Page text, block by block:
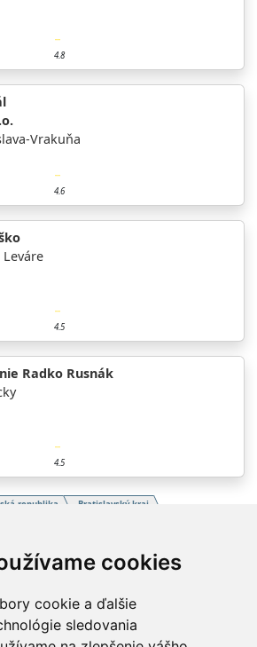
cookies
cookie a ďalšie
sledovania
4.8
Vrakuňa
4.6
Leváre
4.5
Radko Rusnák
4.5
republika
Bratislavský kraj
ODKAZY
O nás
to všetko začalo